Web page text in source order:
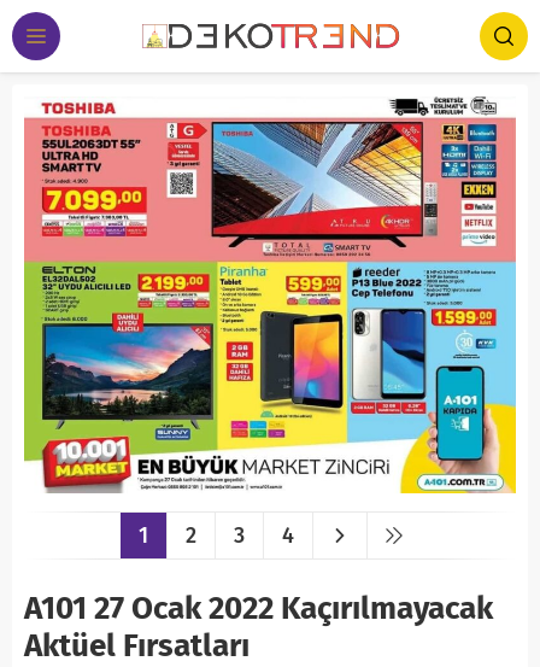
1 2 3 4
A101 27 Ocak 2022 Kaçırılmayacak
Aktüel Fırsatları